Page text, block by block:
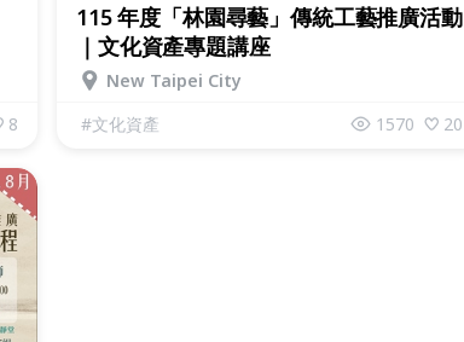
8
115 年度「林園尋藝」傳統工藝推廣活動
｜文化資產專題講座
New Taipei City
#文化資產 1570 20